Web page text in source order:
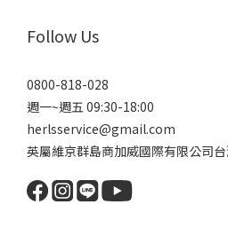
Follow Us
0800-818-028
週一~週五 09:30-18:00
herlsservice@gmail.com
英屬維京群島商加威國際有限公司